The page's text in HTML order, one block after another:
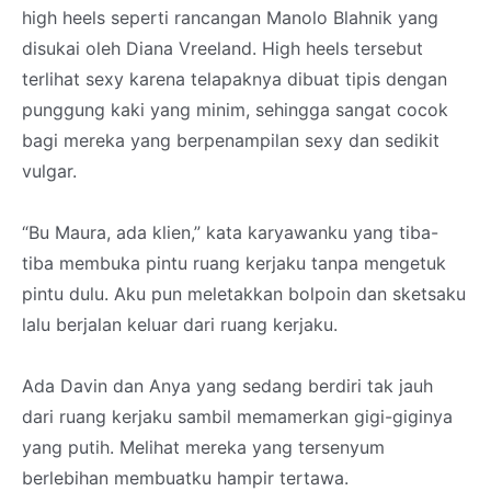
high heels seperti rancangan Manolo Blahnik yang
disukai oleh Diana Vreeland. High heels tersebut
terlihat sexy karena telapaknya dibuat tipis dengan
punggung kaki yang minim, sehingga sangat cocok
bagi mereka yang berpenampilan sexy dan sedikit
vulgar.
“Bu Maura, ada klien,” kata karyawanku yang tiba-
tiba membuka pintu ruang kerjaku tanpa mengetuk
pintu dulu. Aku pun meletakkan bolpoin dan sketsaku
lalu berjalan keluar dari ruang kerjaku.
Ada Davin dan Anya yang sedang berdiri tak jauh
dari ruang kerjaku sambil memamerkan gigi-giginya
yang putih. Melihat mereka yang tersenyum
berlebihan membuatku hampir tertawa.